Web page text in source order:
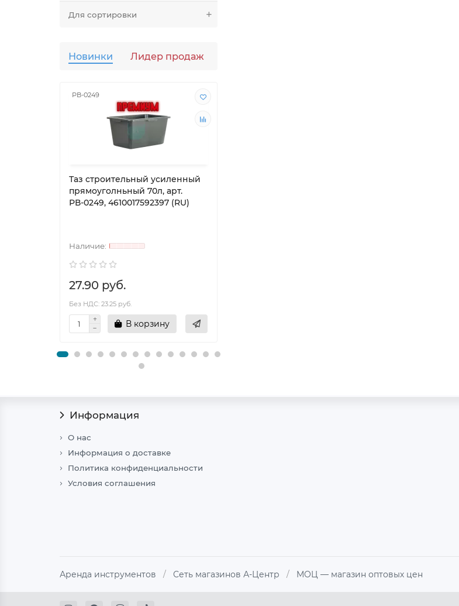
Для сортировки
Новинки Лидер продаж
РВ-0249
Таз строительный усиленный
прямоуголньный 70л, арт.
РВ-0249, 4610017592397 (RU)
27.90 руб.
Без НДС: 23.25 руб.
В корзину
Информация
О нас
Информация о доставке
Политика конфиденциальности
Условия соглашения
Аренда инструментов / Сеть магазинов А-Центр / МОЦ — магазин оптовых цен